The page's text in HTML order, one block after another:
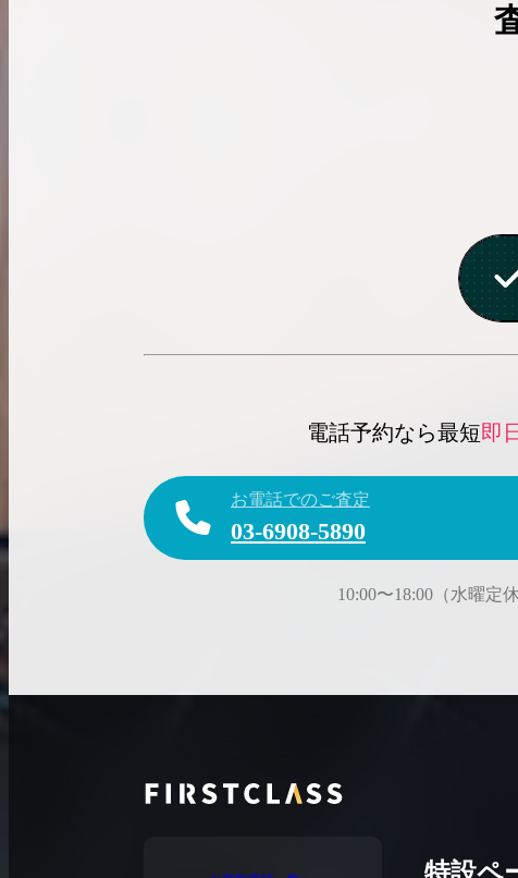
電話予約なら最短即
お電話でのご査定
03-6908-5890
10:00〜18:00（水曜定休